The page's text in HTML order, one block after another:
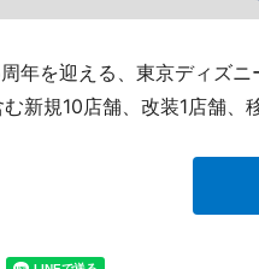
年を迎える、東京ディズ
新規10店舗、改装1店舗、